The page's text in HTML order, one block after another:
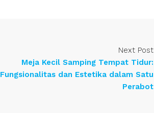
Next Post
Meja Kecil Samping Tempat Tidur:
Fungsionalitas dan Estetika dalam Satu
Perabot